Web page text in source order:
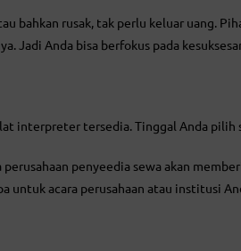
bahkan rusak, tak perlu keluar uang.
Jadi Anda bisa berfokus pada
interpreter tersedia. Tinggal Anda
penyeedia sewa akan
untuk acara perusahaan atau institusi